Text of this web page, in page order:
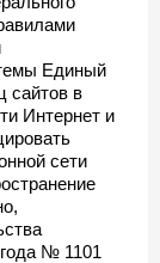
Единый
сайтов в
Интернет и
сети
№ 1101